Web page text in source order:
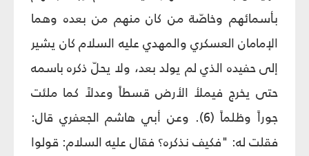
بأسمائهم وخاصّة من كان منهم من بعده وهما
الإمامان العسكري والمهدي عليه السلام كان يشير
إلى حفيده الذي لم يولد بعد، ولا يحلّ ذكره باسمه
حتى يخرج فيملأ الأرض قسطاً وعدلاً كما ملئت
جوراً وظلماً (6). وعن أبي هاشم الجعفري قال:
فقلت له: "فكيف نذكره؟ فقال عليه السلام: قولوا